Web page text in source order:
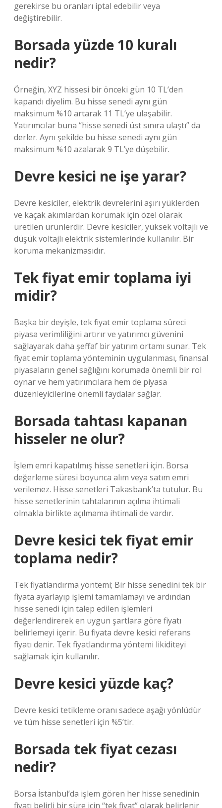
gerekirse bu oranları iptal edebilir veya
değiştirebilir.
Borsada yüzde 10 kuralı
nedir?
Örneğin, XYZ hissesi bir önceki gün 10 TL’den
kapandı diyelim. Bu hisse senedi aynı gün
maksimum %10 artarak 11 TL’ye ulaşabilir.
Yatırımcılar buna “hisse senedi üst sınıra ulaştı” da
derler. Aynı şekilde bu hisse senedi aynı gün
maksimum %10 azalarak 9 TL’ye düşebilir.
Devre kesici ne işe yarar?
Devre kesiciler, elektrik devrelerini aşırı yüklerden
ve kaçak akımlardan korumak için özel olarak
üretilen ürünlerdir. Devre kesiciler, yüksek voltajlı ve
düşük voltajlı elektrik sistemlerinde kullanılır. Bir
koruma mekanizmasıdır.
Tek fiyat emir toplama iyi
midir?
Başka bir deyişle, tek fiyat emir toplama süreci
piyasa verimliliğini artırır ve yatırımcı güvenini
sağlayarak daha şeffaf bir yatırım ortamı sunar. Tek
fiyat emir toplama yönteminin uygulanması, finansal
piyasaların genel sağlığını korumada önemli bir rol
oynar ve hem yatırımcılara hem de piyasa
düzenleyicilerine önemli faydalar sağlar.
Borsada tahtası kapanan
hisseler ne olur?
İşlem emri kapatılmış hisse senetleri için. Borsa
değerleme süresi boyunca alım veya satım emri
verilemez. Hisse senetleri Takasbank’ta tutulur. Bu
hisse senetlerinin tahtalarının açılma ihtimali
olmakla birlikte açılmama ihtimali de vardır.
Devre kesici tek fiyat emir
toplama nedir?
Tek fiyatlandırma yöntemi; Bir hisse senedini tek bir
fiyata ayarlayıp işlemi tamamlamayı ve ardından
hisse senedi için talep edilen işlemleri
değerlendirerek en uygun şartlara göre fiyatı
belirlemeyi içerir. Bu fiyata devre kesici referans
fiyatı denir. Tek fiyatlandırma yöntemi likiditeyi
sağlamak için kullanılır.
Devre kesici yüzde kaç?
Devre kesici tetikleme oranı sadece aşağı yönlüdür
ve tüm hisse senetleri için %5’tir.
Borsada tek fiyat cezası
nedir?
Borsa İstanbul’da işlem gören her hisse senedinin
fiyatı belirli bir süre için “tek fiyat” olarak belirlenir